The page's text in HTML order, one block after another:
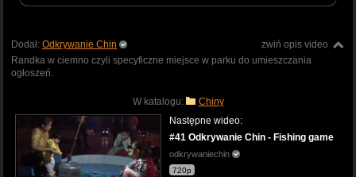
zwiń opis video
Dodał: Odkrywanie Chin
Randka w ciemno czyli specyficzne miejsce w parku do umieszczania
ogłoszeń.
W katalogu: Chiny
Następne wideo:
#41 Odkrywanie Chin - Fishing game
odkrywaniechin
720p